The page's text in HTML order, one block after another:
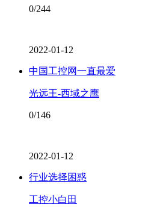
0/244
2022-01-12
中国工控网一直最爱
光远王-西域之鹰
0/146
2022-01-12
行业选择困惑
工控小白田